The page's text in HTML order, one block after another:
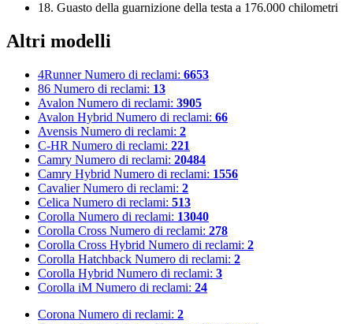
18. Guasto della guarnizione della testa a 176.000 chilometri
Altri modelli
4Runner Numero di reclami: 6653
86 Numero di reclami: 13
Avalon Numero di reclami: 3905
Avalon Hybrid Numero di reclami: 66
Avensis Numero di reclami: 2
C-HR Numero di reclami: 221
Camry Numero di reclami: 20484
Camry Hybrid Numero di reclami: 1556
Cavalier Numero di reclami: 2
Celica Numero di reclami: 513
Corolla Numero di reclami: 13040
Corolla Cross Numero di reclami: 278
Corolla Cross Hybrid Numero di reclami: 2
Corolla Hatchback Numero di reclami: 2
Corolla Hybrid Numero di reclami: 3
Corolla iM Numero di reclami: 24
Corona Numero di reclami: 2